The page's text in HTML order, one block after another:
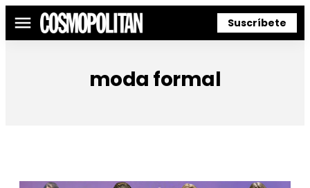
Menú Suscríbete
moda formal